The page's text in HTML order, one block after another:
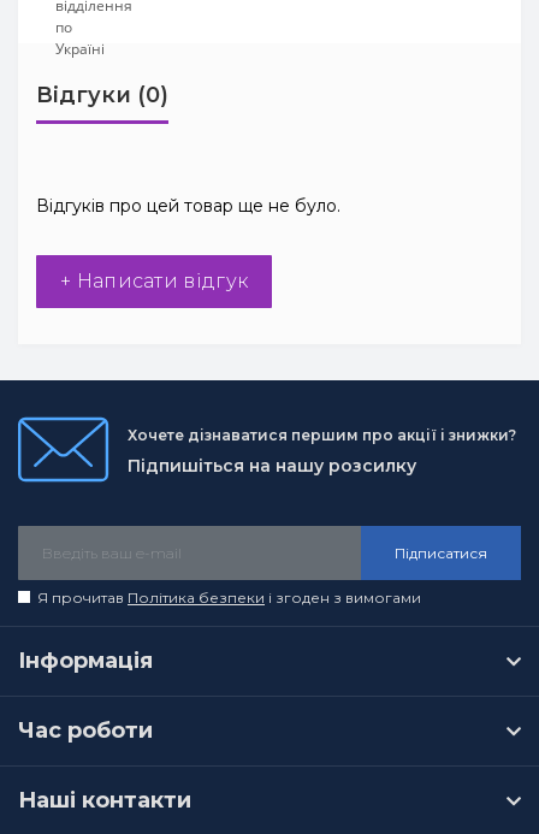
Відгуки (0)
Відгуків про цей товар ще не було.
+ Написати відгук
Хочете дізнаватися першим про акції і знижки?
Підпишіться на нашу розсилку
Підписатися
Я прочитав Політика безпеки і згоден з вимогами
Інформація
Час роботи
Наші контакти